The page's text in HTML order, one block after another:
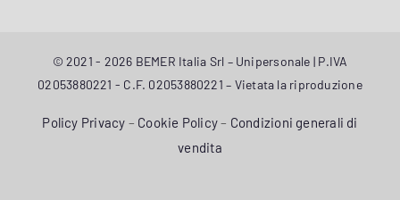
© 2021 - 2026 BEMER Italia Srl – Unipersonale | P.IVA
02053880221 - C.F. 02053880221 – Vietata la riproduzione
Policy Privacy – Cookie Policy– Condizioni generali di
vendita